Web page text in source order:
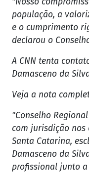
população, a
e o cumprimento
declarou o
A CNN tenta
Damasceno da
Veja a nota
"Conselho
com jurisdição nos
Santa Catarina,
Damasceno da
profissional junto a